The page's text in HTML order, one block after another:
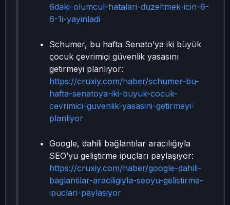
6daki-olumcul-hatalari-duzeltmek-icin-6-
6-1i-yayinladi
Schumer, bu hafta Senato’ya iki büyük
çocuk çevrimiçi güvenlik yasasını
getirmeyi planlıyor:
https://cruxiy.com/haber/schumer-bu-
hafta-senatoya-iki-buyuk-cocuk-
cevrimici-guvenlik-yasasini-getirmeyi-
planliyor
Google, dahili bağlantılar aracılığıyla
SEO’yu geliştirme ipuçları paylaşıyor:
https://cruxiy.com/haber/google-dahili-
baglantilar-araciligiyla-seoyu-gelistirme-
ipuclari-paylasiyor